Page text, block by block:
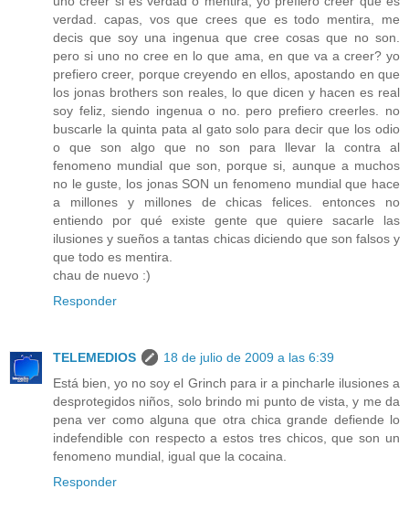
verdad. capas, vos que crees que es todo mentira, me
decis que soy una ingenua que cree cosas que no son.
pero si uno no cree en lo que ama, en que va a creer? yo
prefiero creer, porque creyendo en ellos, apostando en que
los jonas brothers son reales, lo que dicen y hacen es real
soy feliz, siendo ingenua o no. pero prefiero creerles. no
buscarle la quinta pata al gato solo para decir que los odio
o que son algo que no son para llevar la contra al
fenomeno mundial que son, porque si, aunque a muchos
no le guste, los jonas SON un fenomeno mundial que hace
a millones y millones de chicas felices. entonces no
entiendo por qué existe gente que quiere sacarle las
ilusiones y sueños a tantas chicas diciendo que son falsos y
que todo es mentira.
chau de nuevo :)
Responder
TELEMEDIOS
18 de julio de 2009 a las 6:39
Está bien, yo no soy el Grinch para ir a pincharle ilusiones a
desprotegidos niños, solo brindo mi punto de vista, y me da
pena ver como alguna que otra chica grande defiende lo
indefendible con respecto a estos tres chicos, que son un
fenomeno mundial, igual que la cocaina.
Responder